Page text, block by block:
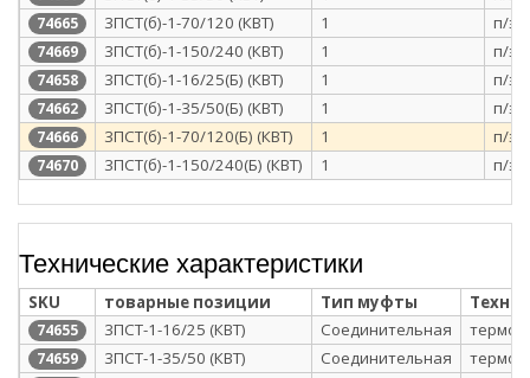
74665 3ПСТ(б)-1-70/120 (КВТ) 1 п/э
74669 3ПСТ(б)-1-150/240 (КВТ) 1 п/э
74658 3ПСТ(б)-1-16/25(Б) (КВТ) 1 п/э
74662 3ПСТ(б)-1-35/50(Б) (КВТ) 1 п/э
74666 3ПСТ(б)-1-70/120(Б) (КВТ) 1 п/э
74670 3ПСТ(б)-1-150/240(Б) (КВТ) 1 п/э
Технические характеристики
SKU товарные позиции Тип муфты
74655 3ПСТ-1-16/25 (КВТ) Соединительная
74659 3ПСТ-1-35/50 (КВТ) Соединительная